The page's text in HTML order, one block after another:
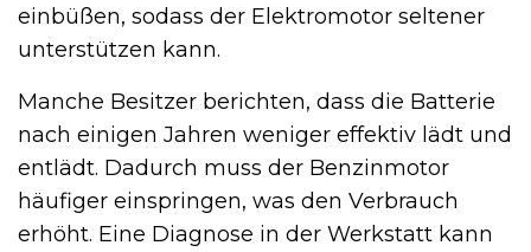
einbüßen, sodass der Elektromotor seltener
unterstützen kann.
Manche Besitzer berichten, dass die Batterie
nach einigen Jahren weniger effektiv lädt und
entlädt. Dadurch muss der Benzinmotor
häufiger einspringen, was den Verbrauch
erhöht. Eine Diagnose in der Werkstatt kann